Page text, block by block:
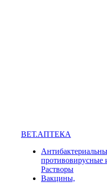
ВЕТ.АПТЕКА
противовирусные
Растворы
Вакцины,